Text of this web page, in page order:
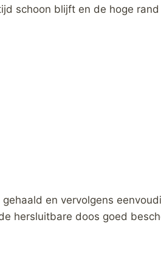
schoon blijft en de hoge
en vervolgens
hersluitbare doos goed